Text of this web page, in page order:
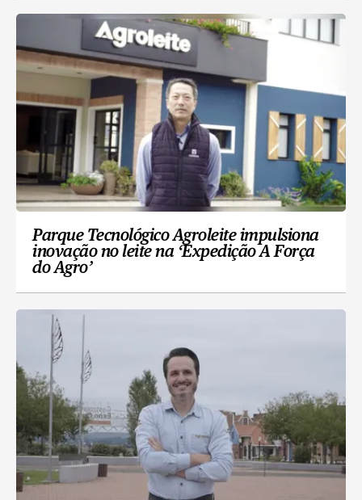
Parque Tecnológico Agroleite impulsiona
inovação no leite na ‘Expedição A Força
do Agro’